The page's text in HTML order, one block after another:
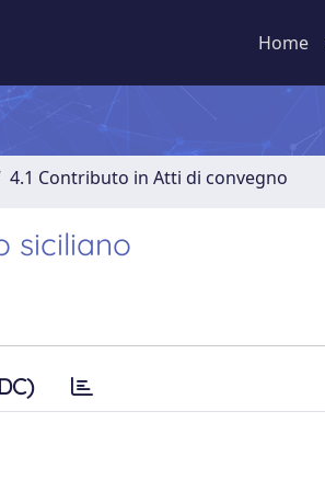
Home
4.1 Contributo in Atti di convegno
siciliano